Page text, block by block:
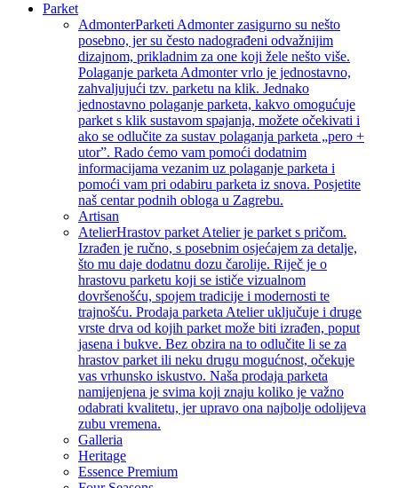
Parket
AdmonterParketi Admonter zasigurno su nešto
posebno, jer su često nadograđeni odvažnijim
dizajnom, prikladnim za one koji žele nešto više.
Polaganje parketa Admonter vrlo je jednostavno,
zahvaljujući tzv. parketu na klik. Jednako
jednostavno polaganje parketa, kakvo omogućuje
parket s klik sustavom spajanja, možete očekivati i
ako se odlučite za sustav polaganja parketa „pero +
utor”. Rado ćemo vam pomoći dodatnim
informacijama vezanim uz polaganje parketa i
pomoći vam pri odabiru parketa iz snova. Posjetite
naš centar podnih obloga u Zagrebu.
Artisan
AtelierHrastov parket Atelier je parket s pričom.
Izrađen je ručno, s posebnim osjećajem za detalje,
što mu daje dodatnu dozu čarolije. Riječ je o
hrastovu parketu koji se ističe vizualnom
dovršenošću, spojem tradicije i modernosti te
trajnošću. Prodaja parketa Atelier uključuje i druge
vrste drva od kojih parket može biti izrađen, poput
jasena i bukve. Bez obzira na to odlučite li se za
hrastov parket ili neku drugu mogućnost, očekuje
vas vrhunsko iskustvo. Naša prodaja parketa
namijenjena je svima koji znaju koliko je važno
odabrati kvalitetu, jer upravo ona najbolje odolijeva
zubu vremena.
Galleria
Heritage
Essence Premium